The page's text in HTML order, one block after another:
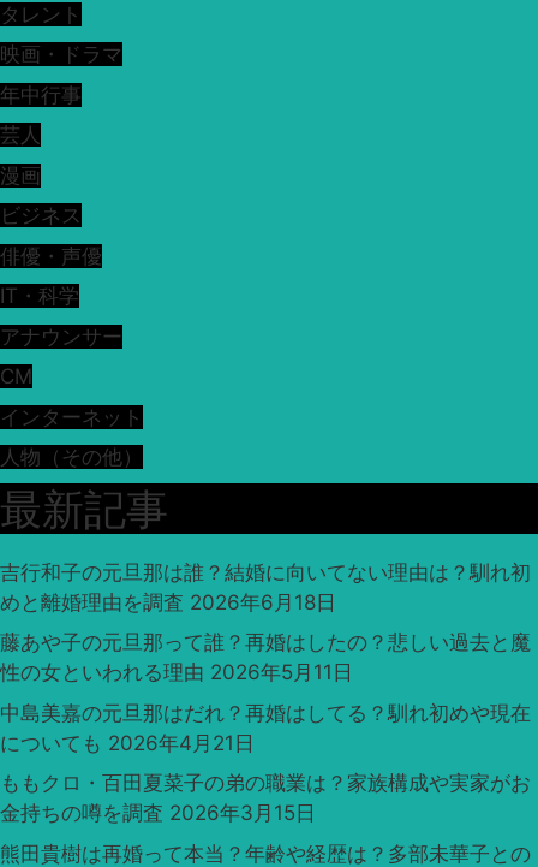
タレント
映画・ドラマ
年中行事
芸人
漫画
ビジネス
俳優・声優
IT・科学
アナウンサー
CM
インターネット
人物（その他）
最新記事
吉行和子の元旦那は誰？結婚に向いてない理由は？馴れ初
めと離婚理由を調査 2026年6月18日
藤あや子の元旦那って誰？再婚はしたの？悲しい過去と魔
性の女といわれる理由 2026年5月11日
中島美嘉の元旦那はだれ？再婚はしてる？馴れ初めや現在
についても 2026年4月21日
ももクロ・百田夏菜子の弟の職業は？家族構成や実家がお
金持ちの噂を調査 2026年3月15日
熊田貴樹は再婚って本当？年齢や経歴は？多部未華子との